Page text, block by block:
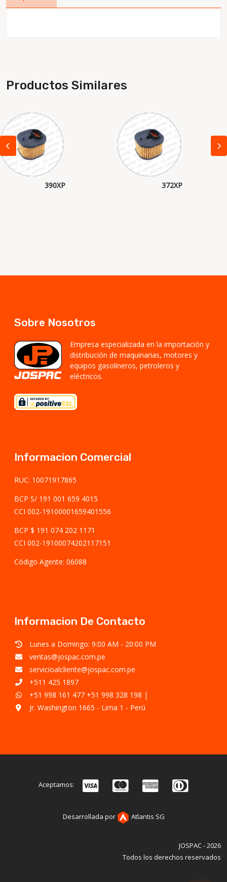
Productos Similares
390XP 372XP
Sobre Nosotros
Empresa especializada en la importación y
distribución de maquinarias, motores y
equipos gasolineros, petroleros y
eléctricos.
Informacion Comercial
RUC: 10071917865
BCP S/ 191 001 659 4015
CCI 002-19100001659401556
BCP $ 191 074 202 1171
CCI 002-19100074202117151
Código Agente: 06088
Informacion De Contacto
Lunes a Domingo: 9:00 AM - 20:00 PM
ventas@jospac.com.pe
servicioalcliente@jospac.com.pe
+511 425 1897
+51 998 161 477 +51 998 328 198 |
Jr. Washington 1665 - Lima 1 - Perú
Aceptamos:
Desarrollada por Atlantis SG
JOSPAC - 2026
Todos los derechos reservados